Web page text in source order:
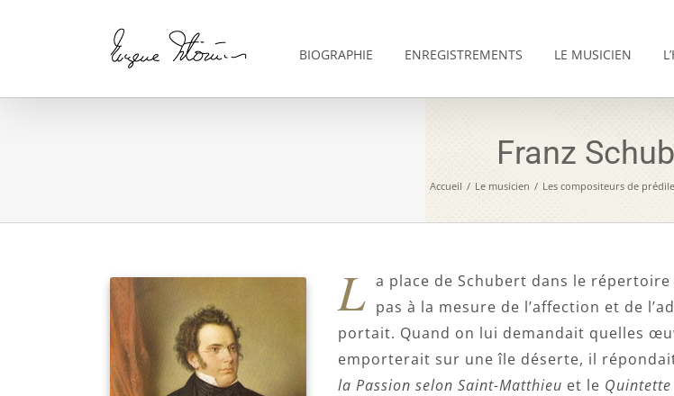
BIOGRAPHIE ENREGISTREMENTS LE MUSICIEN
Franz
Accueil / Le musicien / Les compositeurs de
L a place de Schubert dans le répertoire
pas à la mesure de l’affection et de
portait. Quand on lui demandait quelles
emporterait sur une île déserte, il
la Passion selon Saint-Matthieu et le